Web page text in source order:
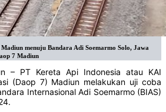
menuju Bandara Adi Soemarmo Solo, Jawa
7 Madiun
– PT Kereta Api Indonesia atau KAI
(Daop 7) Madiun melakukan uji coba
Internasional Adi Soemarmo (BIAS)